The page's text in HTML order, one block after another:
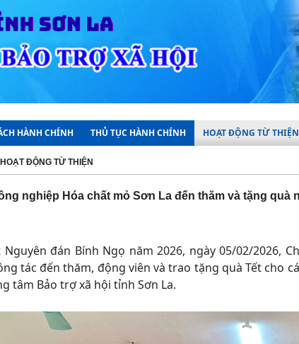
HÀNH CHÍNH THỦ TỤC HÀNH CHÍNH HOẠT ĐỘNG TỪ THIỆN
HOẠT ĐỘNG TỪ THIỆN
nghiệp Hóa chất mỏ Sơn La đến thăm và tặng quà
Nguyên đán Bính Ngọ năm 2026, ngày 05/02/2026,
tác đến thăm, động viên và trao tặng quà Tết cho
tâm Bảo trợ xã hội tỉnh Sơn La.